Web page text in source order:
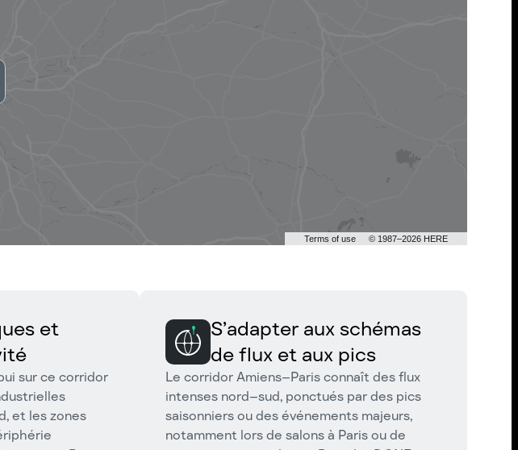
Terms of use © 1987–2026 HERE
et
sur ce corridor
et les zones
S’adapter aux schémas
de flux et aux pics
Le corridor Amiens–Paris connaît des flux
intenses nord–sud, ponctués par des pics
saisonniers ou des événements majeurs,
notamment lors de salons à Paris ou de